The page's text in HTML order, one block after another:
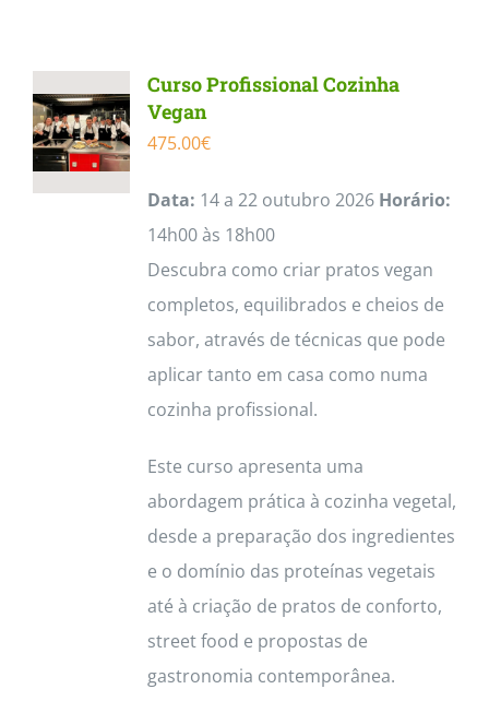
Curso Profissional Cozinha
Vegan
475.00€
Data: 14 a 22 outubro 2026 Horário:
14h00 às 18h00
Descubra como criar pratos vegan
completos, equilibrados e cheios de
sabor, através de técnicas que pode
aplicar tanto em casa como numa
cozinha profissional.
Este curso apresenta uma
abordagem prática à cozinha vegetal,
desde a preparação dos ingredientes
e o domínio das proteínas vegetais
até à criação de pratos de conforto,
street food e propostas de
gastronomia contemporânea.